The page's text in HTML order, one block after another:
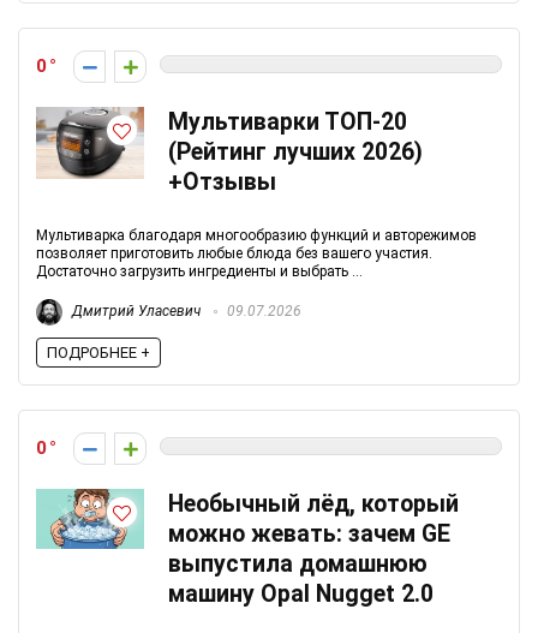
0
Мультиварки ТОП-20
(Рейтинг лучших 2026)
+Отзывы
Мультиварка благодаря многообразию функций и авторежимов
позволяет приготовить любые блюда без вашего участия.
Достаточно загрузить ингредиенты и выбрать ...
Дмитрий Уласевич 09.07.2026
ПОДРОБНЕЕ +
0
Необычный лёд, который
можно жевать: зачем GE
выпустила домашнюю
машину Opal Nugget 2.0